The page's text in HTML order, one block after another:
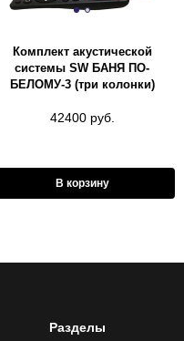
Комплект акустической
системы SW БАНЯ ПО-
БЕЛОМУ-3 (три колонки)
42400 руб.
В корзину
Разделы